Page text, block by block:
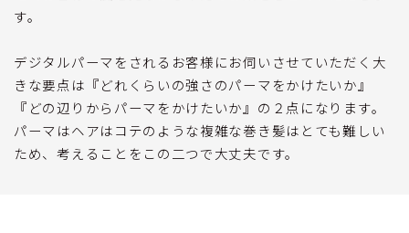
す。
デジタルパーマをされるお客様にお伺いさせていただく大
きな要点は『どれくらいの強さのパーマをかけたいか』
『どの辺りからパーマをかけたいか』の２点になります。
パーマはヘアはコテのような複雑な巻き髪はとても難しい
ため、考えることをこの二つで大丈夫です。